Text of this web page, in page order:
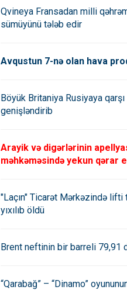
Qvineya Fransadan milli
sümüyünü tələb edir
Avqustun 7-nə olan hava
Böyük Britaniya Rusiyaya
genişləndirib
Arayik və digərlərinin
məhkəməsində yekun qərar
"Laçın" Ticarət Mərkəzində lifti
yıxılıb öldü
Brent neftinin bir barreli 79,91
“Qarabağ” – “Dinamo”